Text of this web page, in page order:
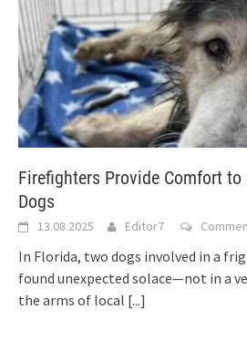
Firefighters Provide Comfort to
Dogs
13.08.2025 Editor7
In Florida, two dogs involved in a
found unexpected solace—not in a
the arms of local [...]